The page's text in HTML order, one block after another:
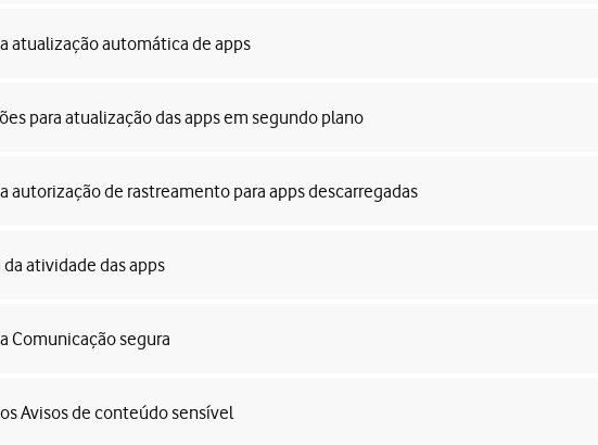
atualização automática de apps
para atualização das apps em segundo plano
autorização de rastreamento para apps descarregadas
atividade das apps
Comunicação segura
Avisos de conteúdo sensível